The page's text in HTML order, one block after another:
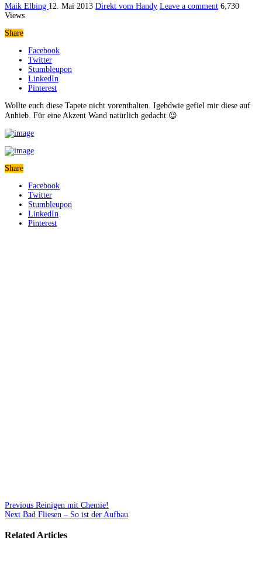
Maik Elbing 12. Mai 2013 Direkt vom Handy Leave a comment 6,730
Views
Share
Facebook
Twitter
Stumbleupon
LinkedIn
Pinterest
Wollte euch diese Tapete nicht vorenthalten. Igebdwie gefiel mir diese auf
Anhieb. Für eine Akzent Wand natürlich gedacht 😉
Share
Facebook
Twitter
Stumbleupon
LinkedIn
Pinterest
Previous Reinigen mit Chemie!
Next Bad Fliesen – So ist der Aufbau
Related Articles